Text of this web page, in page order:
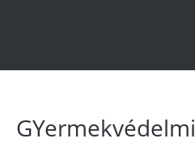
GYermekvédelmi